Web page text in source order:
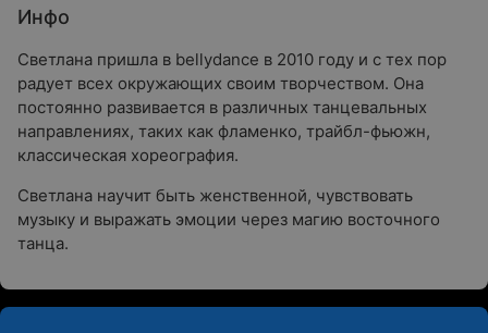
Инфо
Светлана пришла в bellydance в 2010 году и с тех пор
радует всех окружающих своим творчеством. Она
постоянно развивается в различных танцевальных
направлениях, таких как фламенко, трайбл-фьюжн,
классическая хореография.
Светлана научит быть женственной, чувствовать
музыку и выражать эмоции через магию восточного
танца.